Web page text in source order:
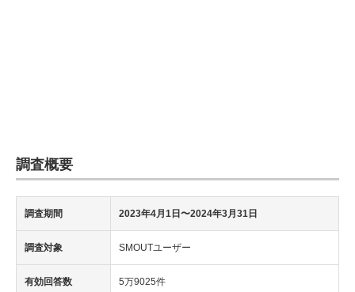
調査概要
調査期間 2023年4月1日〜2024年3月31日
調査対象 SMOUTユーザー
有効回答数 5万9025件